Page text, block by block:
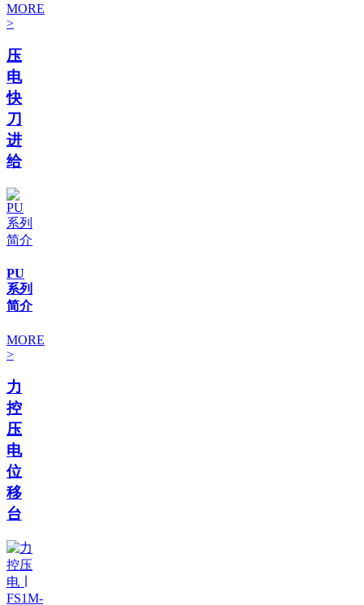
MORE
>
压
电
快
刀
进
给
PU
系列
简介
MORE
>
力
控
压
电
位
移
台